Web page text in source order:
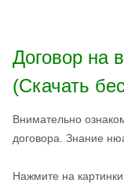
Договор на
(Скачать
Внимательно
договора. Знание
Нажмите на